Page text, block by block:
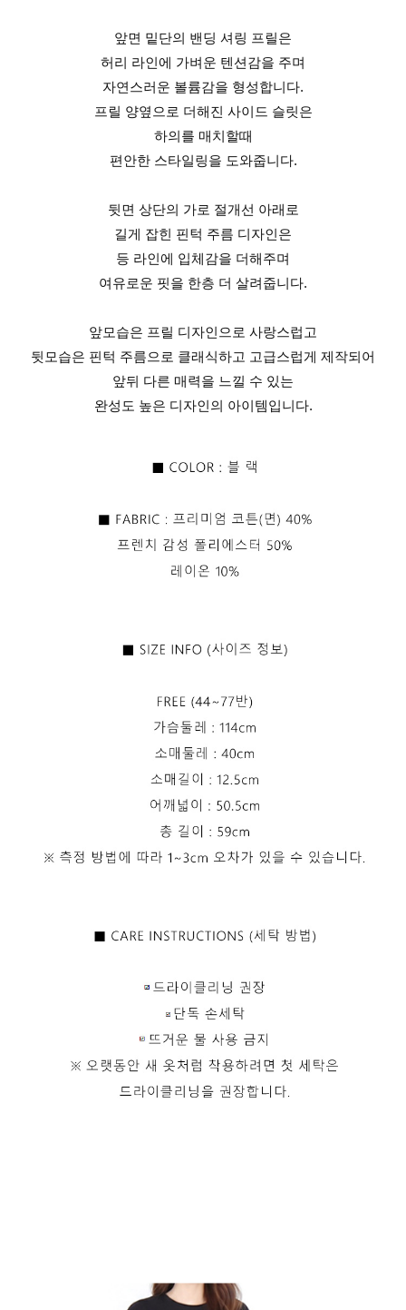
앞면 밑단의 밴딩 셔링 프릴은
허리 라인에 가벼운 텐션감을 주며
자연스러운 볼륨감을 형성합니다.
프릴 양옆으로 더해진 사이드 슬릿은
하의를 매치할때
편안한 스타일링을 도와줍니다.
뒷면 상단의 가로 절개선 아래로
길게 잡힌 핀턱 주름 디자인은
등 라인에 입체감을 더해주며
여유로운 핏을 한층 더 살려줍니다.
앞모습은 프릴 디자인으로 사랑스럽고
뒷모습은 핀턱 주름으로 클래식하고 고급스럽게 제작되어
앞뒤 다른 매력을 느낄 수 있는